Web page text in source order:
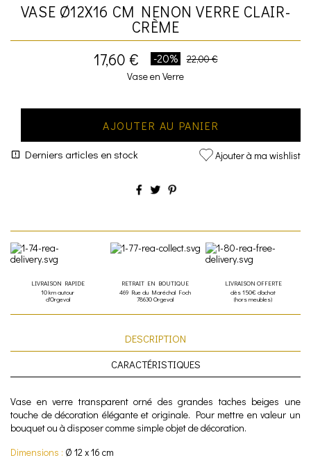
VASE Ø12X16 CM NENON VERRE CLAIR-
CRÈME
17,60 €
-20%
22,00 €
Vase en Verre
AJOUTER AU PANIER
Derniers articles en stock Ajouter à ma wishlist
LIVRAISON RAPIDE
10 km autour
d'Orgeval
RETRAIT EN BOUTIQUE
469 Rue du Maréchal Foch
78630 Orgeval
LIVRAISON OFFERTE
dès 150€ d'achat
(hors meubles)
DESCRIPTION
CARACTÉRISTIQUES
Vase en verre transparent orné des grandes taches beiges une
touche de décoration élégante et originale. Pour mettre en valeur un
bouquet ou à disposer comme simple objet de décoration.
Dimensions : Ø 12 x 16 cm